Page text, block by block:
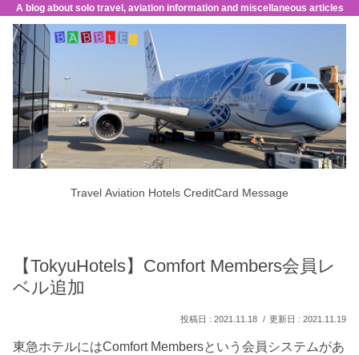
A blog about solo travel, aviation information and miscellaneous articles
Travel Aviation Hotels CreditCard Message
【TokyuHotels】Comfort Members会員レ
ベル追加
2021.11.18 2021.11.19
東急ホテルにはComfort Membersという会員システムがあ